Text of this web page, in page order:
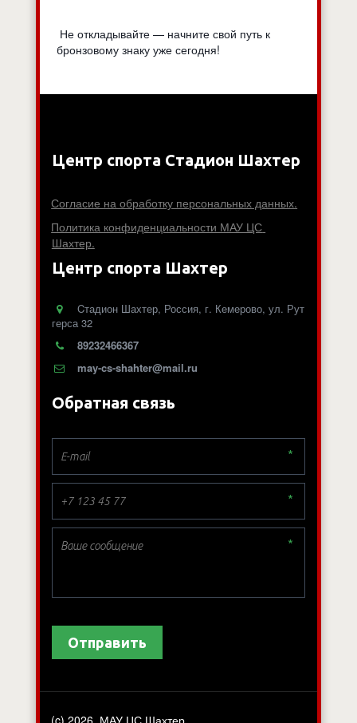
Не откладывайте — начните свой путь к
бронзовому знаку уже сегодня!
Центр спорта Стадион Шахтер
Согласие на обработку персональных данных.
Политика конфиденциальности МАУ ЦС
Шахтер.
Центр спорта Шахтер
Cтадион Шахтер, Россия, г. Кемерово, ул. Рут
герса 32
89232466367
may-cs-shahter@mail.ru
Обратная связь
*
*
*
Отправить
(c) 2026. МАУ ЦС Шахтер